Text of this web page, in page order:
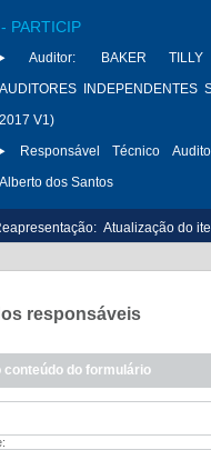
PARTICIP
Auditor:
BAKER
AUDITORES INDEPENDENTES
2017 V1)
Responsável Técnico
Alberto dos Santos
Atualização do